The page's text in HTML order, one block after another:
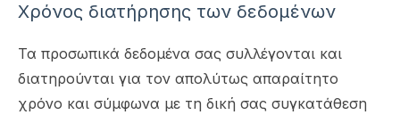
Χρόνος διατήρησης των δεδομένων
Τα προσωπικά δεδομένα σας συλλέγονται και
διατηρούνται για τον απολύτως απαραίτητο
χρόνο και σύμφωνα με τη δική σας συγκατάθεση